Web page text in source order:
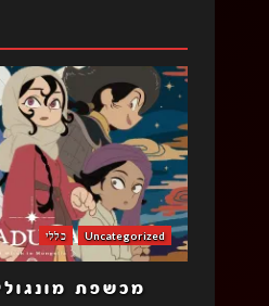
Uncategorized כללי
מכשפת